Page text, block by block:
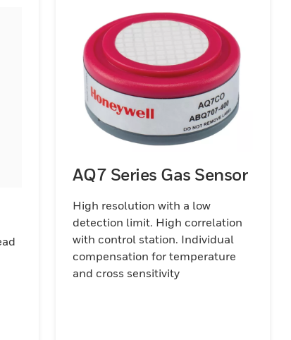
AQ7 Series Gas Sensor
High resolution with a low
detection limit. High correlation
with control station. Individual
compensation for temperature
and cross sensitivity